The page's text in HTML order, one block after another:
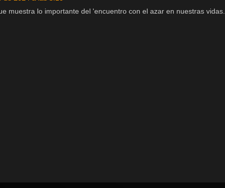
muestra lo importante del 'encuentro con el azar en nuestras vidas.